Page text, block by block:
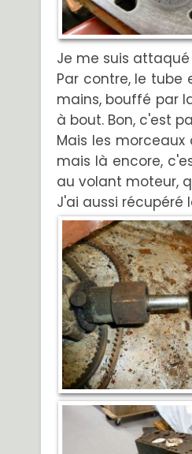
Je me suis
Par contre, le
mains, bouffé par
à bout. Bon, c'est
Mais les
mais là encore,
au volant moteur,
J'ai aussi